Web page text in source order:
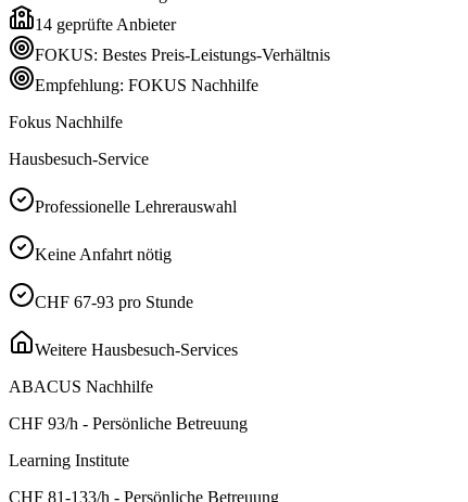
14 geprüfte Anbieter
FOKUS: Bestes Preis-Leistungs-Verhältnis
Empfehlung: FOKUS Nachhilfe
Fokus Nachhilfe
Hausbesuch-Service
Professionelle Lehrerauswahl
Keine Anfahrt nötig
CHF 67-93 pro Stunde
Weitere Hausbesuch-Services
ABACUS Nachhilfe
CHF 93/h - Persönliche Betreuung
Learning Institute
CHF 81-133/h - Persönliche Betreuung